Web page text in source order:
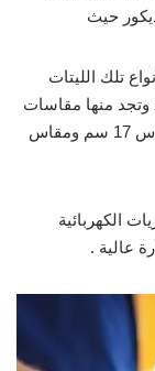
حيث
تلك الليتات
منها مقاسات
مختلفة فمنها مقاس 7 سم ومقاس 14 سم ومقاس 17 سم ومقاس
الكهربائية
عالية .